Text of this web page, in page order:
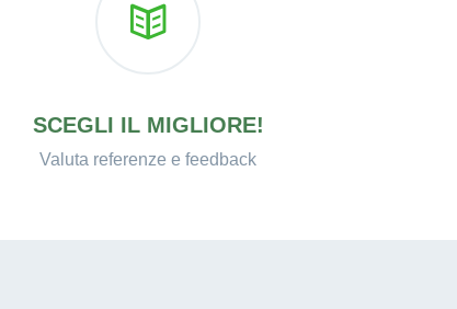
SCEGLI IL MIGLIORE!
Valuta referenze e feedback